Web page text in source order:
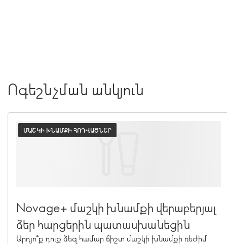
Ոգեշնչման անկյուն
ՄԱՇԿԻ ԽՆԱՄՔԻ ՀՈԴՎԱԾՆԵՐ
Novage+ մաշկի խնամքի վերաբերյալ
ձեր հարցերին պատասխանեցին
Արդյո՞ք դուք ձեզ համար ճիշտ մաշկի խնամքի ռեժիմ